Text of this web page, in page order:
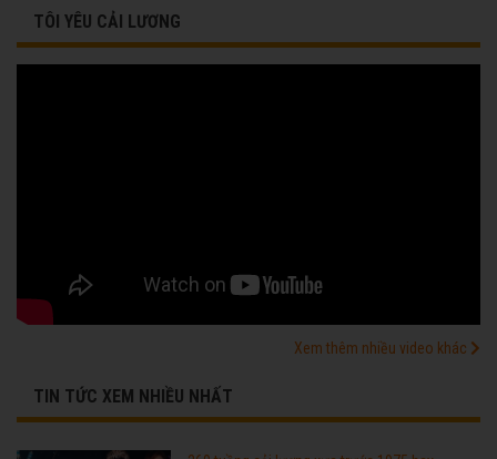
TÔI YÊU CẢI LƯƠNG
Xem thêm nhiều video khác
TIN TỨC XEM NHIỀU NHẤT